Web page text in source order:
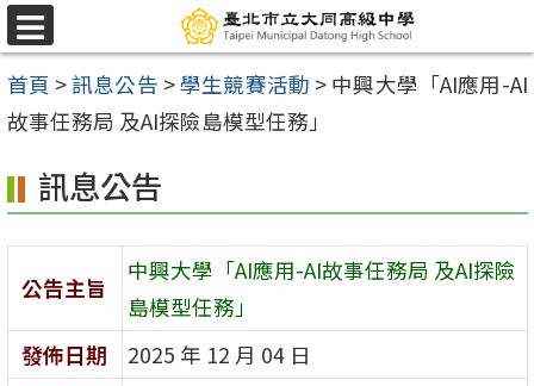
跳
至
主
要
容
區
選
單
首頁 >訊息公告 >學生競賽活動 > 中興大學「AI應用-AI
故事任務局 及AI探險島模型任務」
訊息公告
公告主旨
中興大學「AI應用-AI故事任務局 及AI探險
島模型任務」
發佈日期
2025 年 12 月 04 日